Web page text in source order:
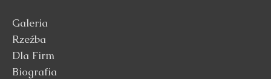
Galeria
Rzeźba
Dla Firm
Biografia